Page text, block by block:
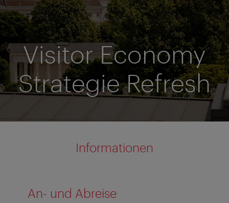
Visitor Economy
Strategie Refresh
Informationen
An- und Abreise